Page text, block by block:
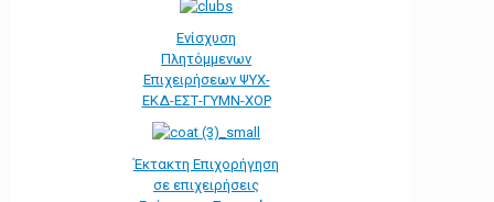
Ενίσχυση
Πλητόμμενων
Επιχειρήσεων ΨΥΧ-
ΕΚΔ-ΕΣΤ-ΓΥΜΝ-ΧΟΡ
Έκτακτη Επιχορήγηση
σε επιχειρήσεις